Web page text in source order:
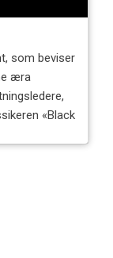
som beviser
æra
«Black